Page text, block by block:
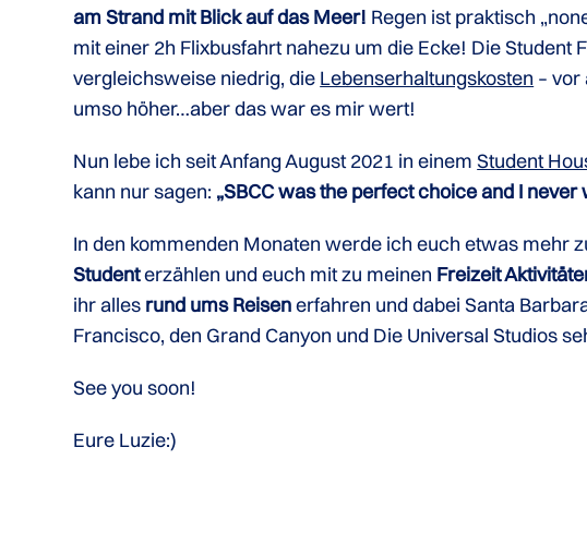
am Strand mit Blick auf das Meer! Regen ist praktisch
mit einer 2h Flixbusfahrt nahezu um die Ecke! Die Student
vergleichsweise niedrig, die Lebenserhaltungskosten – vor
umso höher…aber das war es mir wert!
Nun lebe ich seit Anfang August 2021 in einem Student
kann nur sagen: „SBCC was the perfect choice and I never
In den kommenden Monaten werde ich euch etwas mehr
Studenterzählen und euch mit zu meinen Freizeit
ihr alles rund ums Reisenerfahren und dabei Santa
Francisco, den Grand Canyon und Die Universal Studios
See you soon!
Eure Luzie:)